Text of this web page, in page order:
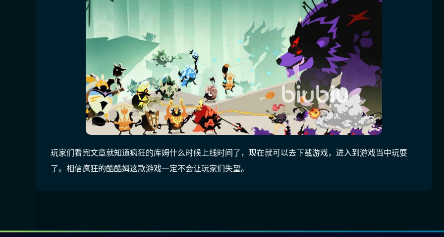
玩家们看完文章就知道疯狂的库姆什么时候上线时间了，现在就可以去下载游戏，进入到游戏当中玩耍
了。相信疯狂的酷酷姆这款游戏一定不会让玩家们失望。